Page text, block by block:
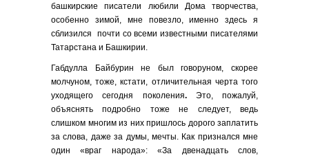
башкирские писатели любили Дома творчества,
особенно зимой, мне повезло, именно здесь я
сблизился почти со всеми известными писателями
Татарстана и Башкирии.
Габдулла Байбурин не был говоруном, скорее
молчуном, тоже, кстати, отличительная черта того
уходящего сегодня поколения.Это, пожалуй,
объяснять подробно тоже не следует, ведь
слишком многим из них пришлось дорого заплатить
за слова, даже за думы, мечты. Как признался мне
один «враг народа»: «За двенадцать слов,